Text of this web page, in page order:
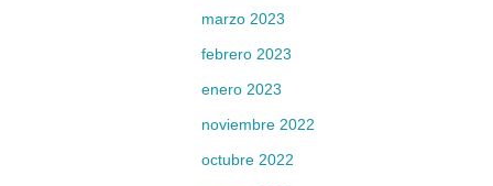
marzo 2023
febrero 2023
enero 2023
noviembre 2022
octubre 2022